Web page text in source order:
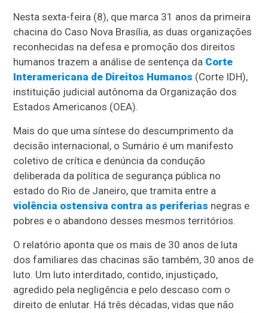
Nesta sexta-feira (8), que marca 31 anos da primeira
chacina do Caso Nova Brasília, as duas organizações
reconhecidas na defesa e promoção dos direitos
humanos trazem a análise de sentença da Corte
Interamericana de Direitos Humanos (Corte IDH),
instituição judicial autônoma da Organização dos
Estados Americanos (OEA).
Mais do que uma síntese do descumprimento da
decisão internacional, o Sumário é um manifesto
coletivo de crítica e denúncia da condução
deliberada da política de segurança pública no
estado do Rio de Janeiro, que tramita entre a
violência ostensiva contra as periferias negras e
pobres e o abandono desses mesmos territórios.
O relatório aponta que os mais de 30 anos de luta
dos familiares das chacinas são também, 30 anos de
luto. Um luto interditado, contido, injustiçado,
agredido pela negligência e pelo descaso com o
direito de enlutar. Há três décadas, vidas que não